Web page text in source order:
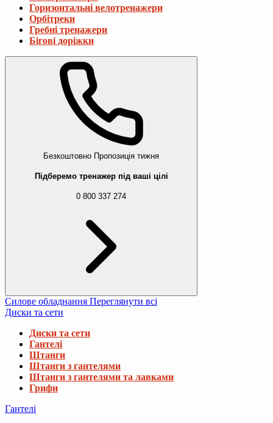
Горизонтальні велотренажери
Орбітреки
Гребні тренажери
Бігові доріжки
Безкоштовно Пропозиція тижня
Підберемо тренажер під ваші цілі
0 800 337 274
Силове обладнання Переглянути всі
Диски та сети
Диски та сети
Гантелі
Штанги
Штанги з гантелями
Штанги з гантелями та лавками
Грифи
Гантелі